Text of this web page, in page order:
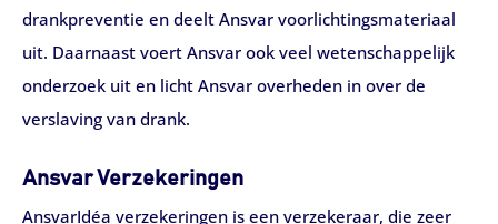
drankpreventie en deelt Ansvar voorlichtingsmateriaal
uit. Daarnaast voert Ansvar ook veel wetenschappelijk
onderzoek uit en licht Ansvar overheden in over de
verslaving van drank.
Ansvar Verzekeringen
AnsvarIdéa verzekeringen is een verzekeraar, die zeer